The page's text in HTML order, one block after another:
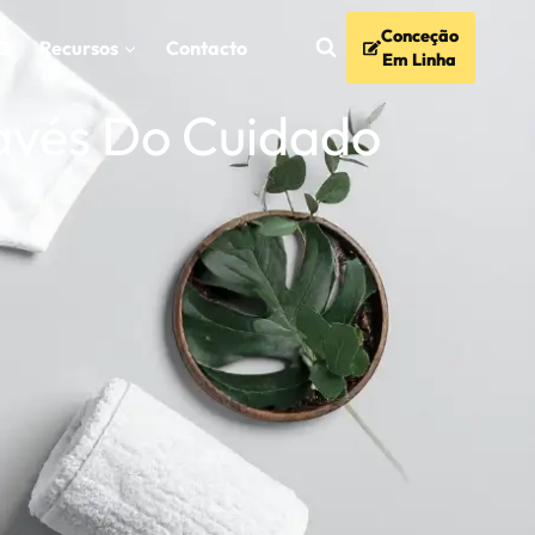
Recursos Contacto
Conceção
Em Linha
Do Cuidado